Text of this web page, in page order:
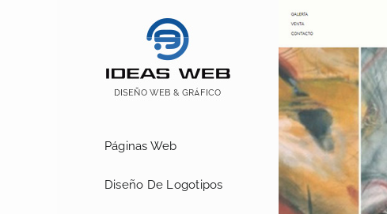
Páginas Web
Diseño De Logotipos